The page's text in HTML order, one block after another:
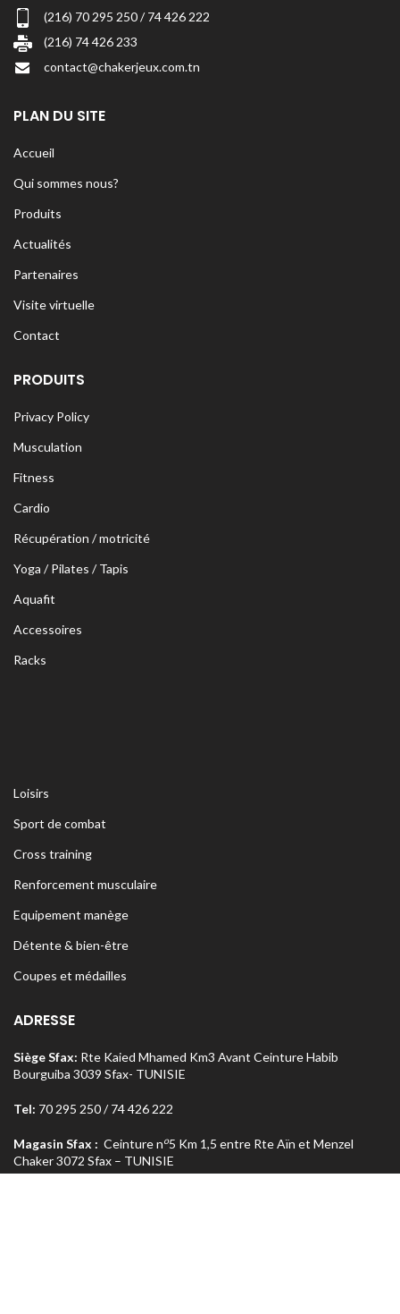
(216) 70 295 250 / 74 426 222
(216) 74 426 233
contact@chakerjeux.com.tn
PLAN DU SITE
Accueil
Qui sommes nous?
Produits
Actualités
Partenaires
Visite virtuelle
Contact
PRODUITS
Privacy Policy
Musculation
Fitness
Cardio
Récupération / motricité
Yoga / Pilates / Tapis
Aquafit
Accessoires
Racks
Loisirs
Sport de combat
Cross training
Renforcement musculaire
Equipement manège
Détente & bien-être
Coupes et médailles
ADRESSE
Siège Sfax: Rte Kaied Mhamed Km3 Avant Ceinture Habib
Bourguiba 3039 Sfax- TUNISIE
Tel: 70 295 250 / 74 426 222
Magasin Sfax : Ceinture no5 Km 1,5 entre Rte Aïn et Menzel
Chaker 3072 Sfax – TUNISIE